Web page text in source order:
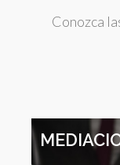
Conozca